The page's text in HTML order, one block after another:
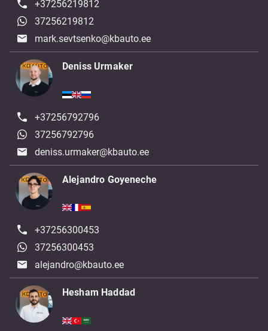
+37256219812
37256219812
mark.sevtsenko@kbauto.ee
Deniss Urmaker
+37256792796
37256792796
deniss.urmaker@kbauto.ee
Alejandro Goyeneche
+37256300453
37256300453
alejandro@kbauto.ee
Hesham Haddad